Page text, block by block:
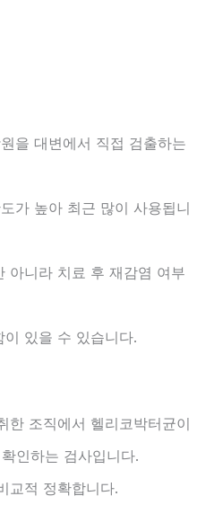
을 대변에서 직접 검출하는
가 높아 최근 많이 사용됩니
아니라 치료 후 재감염 여부
있을 수 있습니다.
한 조직에서 헬리코박터균이
인하는 검사입니다.
교적 정확합니다.